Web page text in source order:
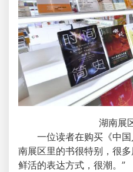
湖南展区
一位读者在购买《中国
南展区里的书很特别，很
鲜活的表达方式，很潮。”